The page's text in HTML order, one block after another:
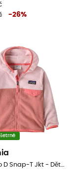
-26%
Baby Micro D Snap-T Jkt - Dětská Fleesová mikina